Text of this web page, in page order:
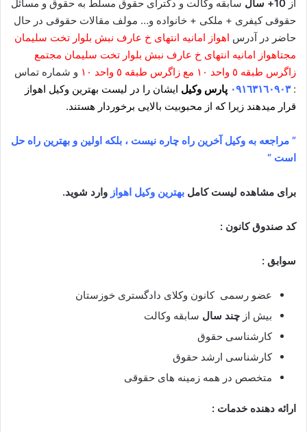
از 10+ سال
سابقه وکالت و دکترای حقوق مسلط به حقوق و مسائل
حقوقی کیفری + ملکی + خانواده و… مولف مقالات حقوقی در حال
حاضر در آدرس اهواز امانیه انتهای خ عارف نبش بلوار تخت سلیمان
مجتاهواز امانیه انتهای خ عارف نبش بلوار تخت سلیمان مجتمع
زاگرس طبقه ٥ واحد ١٠ مع زاگرس طبقه ٥ واحد ١٠
و شماره تماس
:٠٩١٦٣١٦٠٩٠٣ پارس وکیل ایشان را در لیست بهترین وکیل اهواز
قرار میدهند زیرا که از محبوبیت بالایی برخوردار هستند.
” مراجعه به وکیل آخرین راه چاره نیست ، بلکه اولین و بهترین راه حل
است “
برای مشاهده لیست کامل بهترین وکیل اهواز وارد شوید.
کد صندوق کانون :
سوابق :
عضو رسمی کانون وکلای دادگستری خوزستان
بیش از چند سال سابقه وکالت
کارشناسی حقوق
کارشناسی ارشد حقوق
متخصص در همه زمینه های حقوقی
ارائه دهنده خدمات :